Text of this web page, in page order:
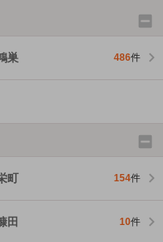
巣 486件
町 154件
田 10件